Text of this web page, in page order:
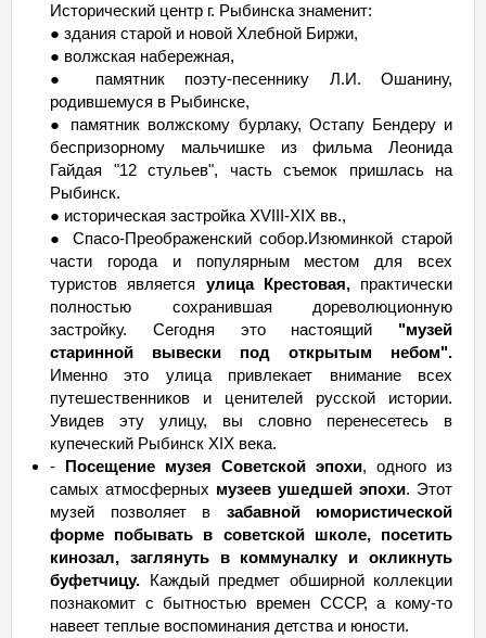
Исторический центр г. Рыбинска знаменит:
● здания старой и новой Хлебной Биржи,
● волжская набережная,
● памятник поэту-песеннику Л.И. Ошанину,
родившемуся в Рыбинске,
● памятник волжскому бурлаку, Остапу Бендеру и
беспризорному мальчишке из фильма Леонида
Гайдая "12 стульев", часть съемок пришлась на
Рыбинск.
● историческая застройка XVIII-XIX вв.,
● Спасо-Преображенский собор.Изюминкой старой
части города и популярным местом для всех
туристов является улица Крестовая,практически
полностью сохранившая дореволюционную
застройку. Сегодня это настоящий "музей
старинной вывески под открытым небом".
Именно это улица привлекает внимание всех
путешественников и ценителей русской истории.
Увидев эту улицу, вы словно перенесетесь в
купеческий Рыбинск XIX века.
- Посещение музея Советской эпохи, одного из
самых атмосферных музеев ушедшей эпохи. Этот
музей позволяет в забавной юмористической
форме побывать в советской школе, посетить
кинозал, заглянуть в коммуналку и окликнуть
буфетчицу. Каждый предмет обширной коллекции
познакомит с бытностью времен СССР, а кому-то
навеет теплые воспоминания детства и юности.